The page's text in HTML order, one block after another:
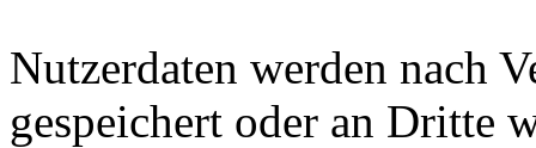
Nutzerdaten werden nach
gespeichert oder an Dritte